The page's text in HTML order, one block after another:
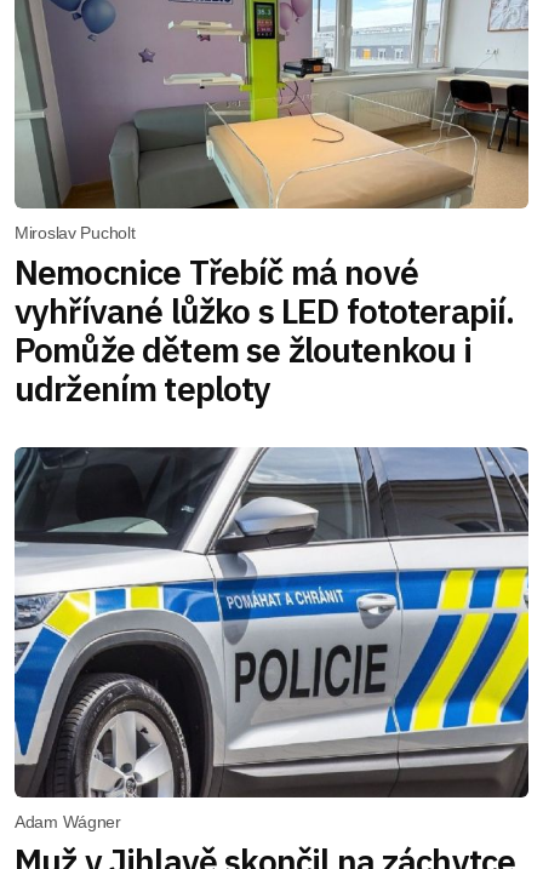
Miroslav Pucholt
Nemocnice Třebíč má nové
vyhřívané lůžko s LED fototerapií.
Pomůže dětem se žloutenkou i
udržením teploty
Adam Wágner